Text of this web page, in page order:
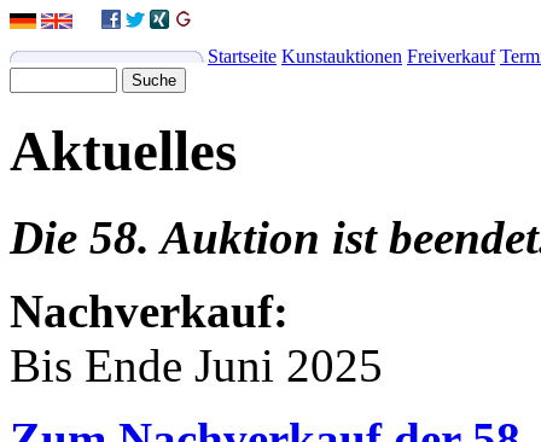
Startseite Kunstauktionen Freiverkauf
Aktuelles
Die 58. Auktion ist
Nachverkauf:
Bis Ende Juni 2025